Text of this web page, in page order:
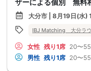
ザーによる個別 無料
大分市 | 8月19日(水)
IBJ Matching 大分ラ
女性 残り1席 20〜
男性 残り1席 20〜